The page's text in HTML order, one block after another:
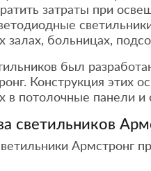
затраты при
залах, больницах,
был
Конструкция этих
в потолочные панели и
светильников
Армстронг